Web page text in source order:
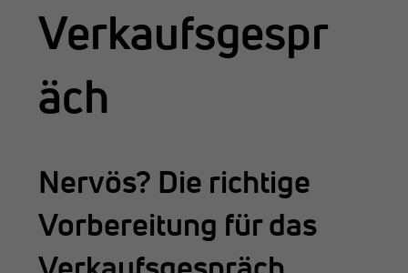
Verkaufsgespr
äch
Nervös? Die richtige
Vorbereitung für das